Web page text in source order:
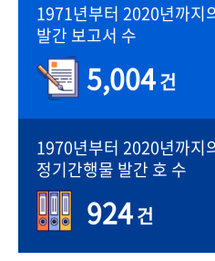
1971년부터 2020년까지
발간 보고서 수
5,004건
1970년부터 2020년까지
정기간행물 발간 호 수
924건